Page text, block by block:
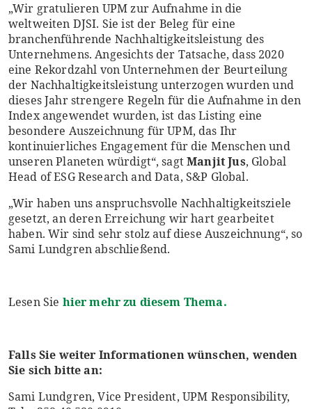
„Wir gratulieren UPM zur Aufnahme in die
weltweiten DJSI. Sie ist der Beleg für eine
branchenführende Nachhaltigkeitsleistung des
Unternehmens. Angesichts der Tatsache, dass 2020
eine Rekordzahl von Unternehmen der Beurteilung
der Nachhaltigkeitsleistung unterzogen wurden und
dieses Jahr strengere Regeln für die Aufnahme in den
Index angewendet wurden, ist das Listing eine
besondere Auszeichnung für UPM, das Ihr
kontinuierliches Engagement für die Menschen und
unseren Planeten würdigt“, sagtManjit Jus, Global
Head of ESG Research and Data, S&P Global.
„Wir haben uns anspruchsvolle Nachhaltigkeitsziele
gesetzt, an deren Erreichung wir hart gearbeitet
haben. Wir sind sehr stolz auf diese Auszeichnung“, so
Sami Lundgren abschließend.
Lesen Sie hier mehr zu diesem Thema.
Falls Sie weiter Informationen wünschen, wenden
Sie sich bitte an:
Sami Lundgren, Vice President, UPM Responsibility,